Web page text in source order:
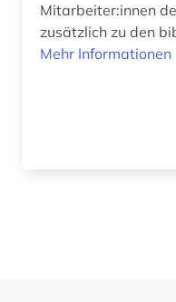
Mitarbeiter:innen
zusätzlich zu den
Mehr Informationen